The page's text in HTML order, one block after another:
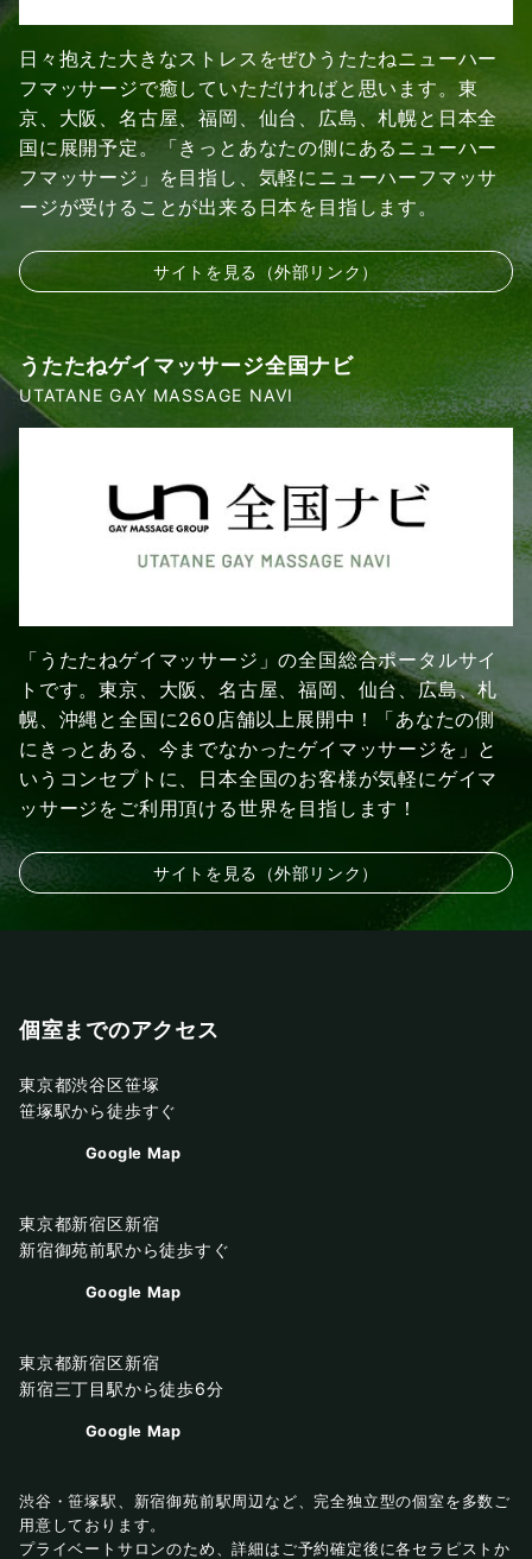
日々抱えた大きなストレスをぜひうたたねニューハー
フマッサージで癒していただければと思います。東
京、大阪、名古屋、福岡、仙台、広島、札幌と日本全
国に展開予定。「きっとあなたの側にあるニューハー
フマッサージ」を目指し、気軽にニューハーフマッサ
ージが受けることが出来る日本を目指します。
サイトを見る（外部リンク）
うたたねゲイマッサージ全国ナビ
UTATANE GAY MASSAGE NAVI
「うたたねゲイマッサージ」の全国総合ポータルサイ
トです。東京、大阪、名古屋、福岡、仙台、広島、札
幌、沖縄と全国に260店舗以上展開中！「あなたの側
にきっとある、今までなかったゲイマッサージを」と
いうコンセプトに、日本全国のお客様が気軽にゲイマ
ッサージをご利用頂ける世界を目指します！
サイトを見る（外部リンク）
個室までのアクセス
東京都渋谷区笹塚
笹塚駅から徒歩すぐ
Google Map
東京都新宿区新宿
新宿御苑前駅から徒歩すぐ
Google Map
東京都新宿区新宿
新宿三丁目駅から徒歩6分
Google Map
渋谷・笹塚駅、新宿御苑前駅周辺など、完全独立型の個室を多数ご
用意しております。
プライベートサロンのため、詳細はご予約確定後に各セラピストか